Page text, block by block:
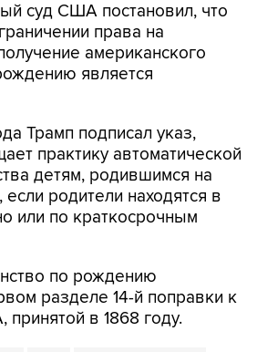
суд США постановил, что
права на
американского
является
Трамп подписал указ,
практику автоматической
детям, родившимся на
родители находятся в
или по краткосрочным
по рождению
разделе 14-й поправки к
в 1868 году.